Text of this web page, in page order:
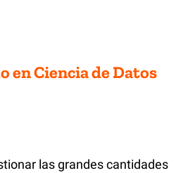
en Ciencia de Datos
las grandes cantidades